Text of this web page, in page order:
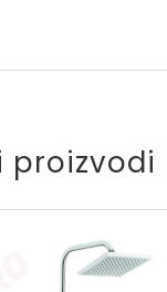
proizvodi